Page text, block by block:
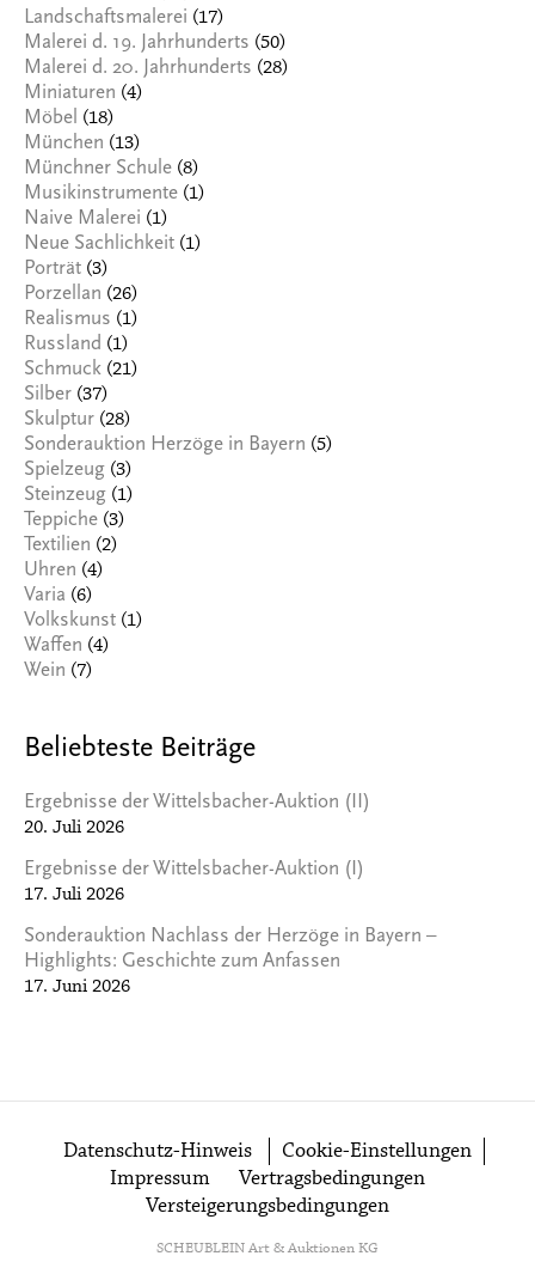
Landschaftsmalerei (17)
Malerei d. 19. Jahrhunderts (50)
Malerei d. 20. Jahrhunderts (28)
Miniaturen (4)
Möbel (18)
München (13)
Münchner Schule (8)
Musikinstrumente (1)
Naive Malerei (1)
Neue Sachlichkeit (1)
Porträt (3)
Porzellan (26)
Realismus (1)
Russland (1)
Schmuck (21)
Silber (37)
Skulptur (28)
Sonderauktion Herzöge in Bayern (5)
Spielzeug (3)
Steinzeug (1)
Teppiche (3)
Textilien (2)
Uhren (4)
Varia (6)
Volkskunst (1)
Waffen (4)
Wein (7)
Beliebteste Beiträge
Ergebnisse der Wittelsbacher-Auktion (II)
20. Juli 2026
Ergebnisse der Wittelsbacher-Auktion (I)
17. Juli 2026
Sonderauktion Nachlass der Herzöge in Bayern –
Highlights: Geschichte zum Anfassen
17. Juni 2026
Datenschutz-Hinweis
Cookie-Einstellungen
Impressum
Vertragsbedingungen
Versteigerungsbedingungen
SCHEUBLEIN Art & Auktionen KG